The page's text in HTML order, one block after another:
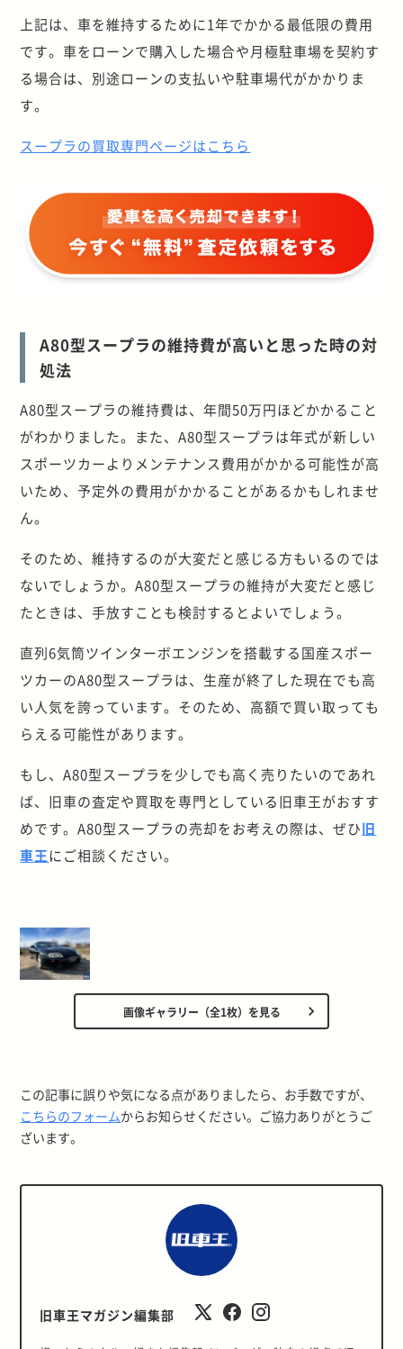
上記は、車を維持するために1年でかかる最低限の費用
です。車をローンで購入した場合や月極駐車場を契約す
る場合は、別途ローンの支払いや駐車場代がかかりま
す。
スープラの買取専門ページはこちら
A80型スープラの維持費が高いと思った時の対
処法
A80型スープラの維持費は、年間50万円ほどかかること
がわかりました。また、A80型スープラは年式が新しい
スポーツカーよりメンテナンス費用がかかる可能性が高
いため、予定外の費用がかかることがあるかもしれませ
ん。
そのため、維持するのが大変だと感じる方もいるのでは
ないでしょうか。A80型スープラの維持が大変だと感じ
たときは、手放すことも検討するとよいでしょう。
直列6気筒ツインターボエンジンを搭載する国産スポー
ツカーのA80型スープラは、生産が終了した現在でも高
い人気を誇っています。そのため、高額で買い取っても
らえる可能性があります。
もし、A80型スープラを少しでも高く売りたいのであれ
ば、旧車の査定や買取を専門としている旧車王がおすす
めです。A80型スープラの売却をお考えの際は、ぜひ旧
車王にご相談ください。
画像ギャラリー（全1枚）を見る
この記事に誤りや気になる点がありましたら、お手数ですが、
こちらのフォームからお知らせください。ご協力ありがとうご
ざいます。
旧車王マガジン編集部